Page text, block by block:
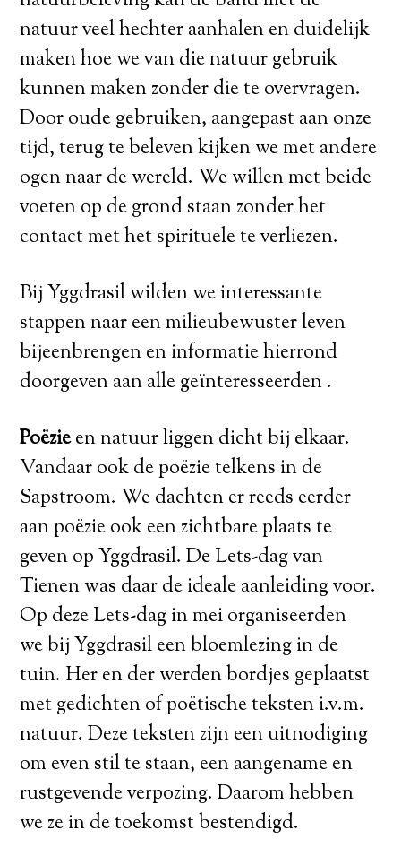
natuur veel hechter aanhalen en duidelijk
maken hoe we van die natuur gebruik
kunnen maken zonder die te overvragen.
Door oude gebruiken, aangepast aan onze
tijd, terug te beleven kijken we met andere
ogen naar de wereld. We willen met beide
voeten op de grond staan zonder het
contact met het spirituele te verliezen.
Bij Yggdrasil wilden we interessante
stappen naar een milieubewuster leven
bijeenbrengen en informatie hierrond
doorgeven aan alle geïnteresseerden .
Poëzieen natuur liggen dicht bij elkaar.
Vandaar ook de poëzie telkens in de
Sapstroom. We dachten er reeds eerder
aan poëzie ook een zichtbare plaats te
geven op Yggdrasil. De Lets-dag van
Tienen was daar de ideale aanleiding voor.
Op deze Lets-dag in mei organiseerden
we bij Yggdrasil een bloemlezing in de
tuin. Her en der werden bordjes geplaatst
met gedichten of poëtische teksten i.v.m.
natuur. Deze teksten zijn een uitnodiging
om even stil te staan, een aangename en
rustgevende verpozing. Daarom hebben
we ze in de toekomst bestendigd.